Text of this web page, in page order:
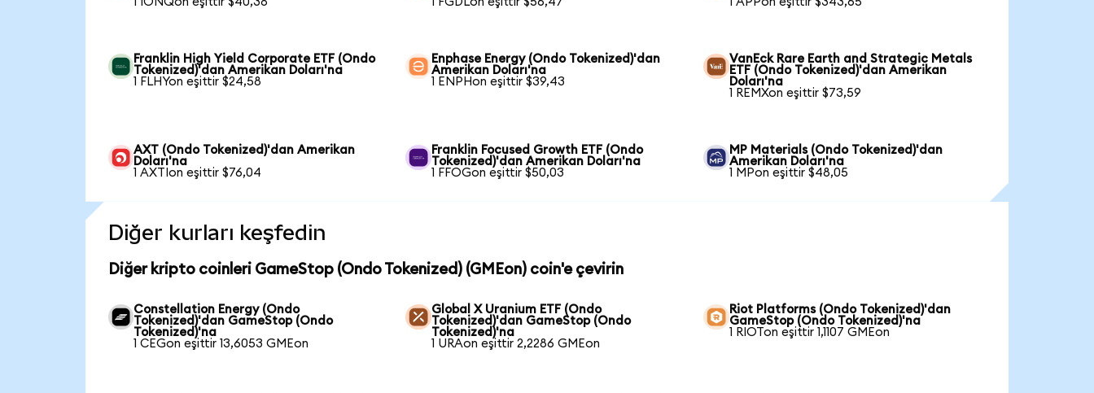
Franklin High Yield Corporate ETF (Ondo
Tokenized)'dan Amerikan Doları'na
1 FLHYon eşittir $24,58
Enphase Energy (Ondo Tokenized)'dan
Amerikan Doları'na
1 ENPHon eşittir $39,43
VanEck Rare Earth and Strategic Metals
ETF (Ondo Tokenized)'dan Amerikan
Doları'na
1 REMXon eşittir $73,59
AXT (Ondo Tokenized)'dan Amerikan
Doları'na
1 AXTIon eşittir $76,04
Franklin Focused Growth ETF (Ondo
Tokenized)'dan Amerikan Doları'na
1 FFOGon eşittir $50,03
MP Materials (Ondo Tokenized)'dan
Amerikan Doları'na
1 MPon eşittir $48,05
Diğer kurları keşfedin
Diğer kripto coinleri GameStop (Ondo Tokenized) (GMEon) coin'e çevirin
Constellation Energy (Ondo
Tokenized)'dan GameStop (Ondo
Tokenized)'na
1 CEGon eşittir 13,6053 GMEon
Global X Uranium ETF (Ondo
Tokenized)'dan GameStop (Ondo
Tokenized)'na
1 URAon eşittir 2,2286 GMEon
Riot Platforms (Ondo Tokenized)'dan
GameStop (Ondo Tokenized)'na
1 RIOTon eşittir 1,1107 GMEon